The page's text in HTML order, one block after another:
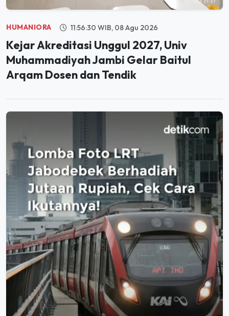
HUMANIORA 11:56:30 WIB, 08 Agu 2026
Kejar Akreditasi Unggul 2027, Univ
Muhammadiyah Jambi Gelar Baitul
Arqam Dosen dan Tendik